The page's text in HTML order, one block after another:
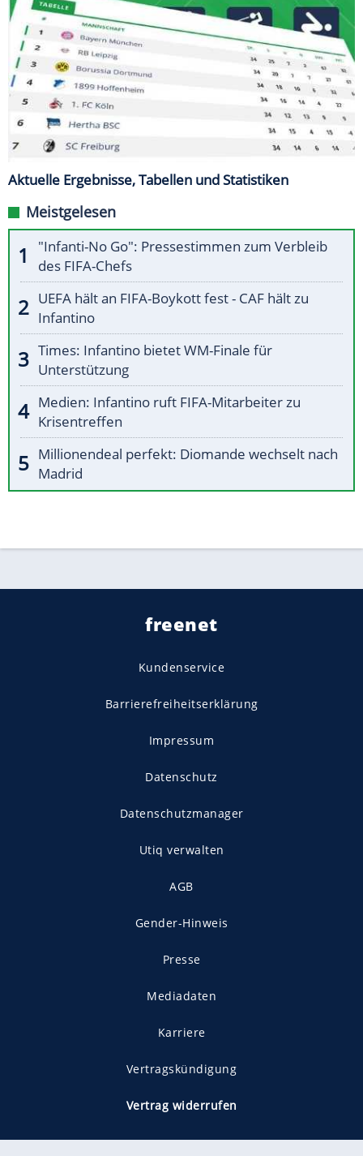
Aktuelle Ergebnisse, Tabellen und Statistiken
Meistgelesen
"Infanti-No Go": Pressestimmen zum Verbleib
des FIFA-Chefs
UEFA hält an FIFA-Boykott fest - CAF hält zu
Infantino
Times: Infantino bietet WM-Finale für
Unterstützung
Medien: Infantino ruft FIFA-Mitarbeiter zu
Krisentreffen
Millionendeal perfekt: Diomande wechselt nach
Madrid
freenet
Kundenservice
Barrierefreiheitserklärung
Impressum
Datenschutz
Datenschutzmanager
Utiq verwalten
AGB
Gender-Hinweis
Presse
Mediadaten
Karriere
Vertragskündigung
Vertrag widerrufen